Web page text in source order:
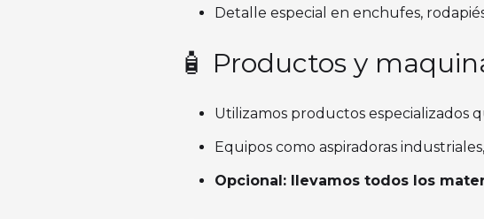
Detalle especial en enchufes,
🧴 Productos y
Utilizamos productos especializados
Equipos como aspiradoras
Opcional: llevamos todos los